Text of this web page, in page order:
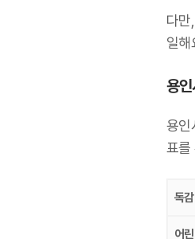
다
일
용
용인
표를
독
어